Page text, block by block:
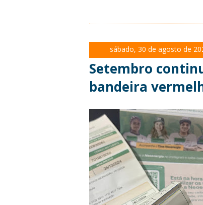
sábado, 30 de agosto de
Setembro
bandeira